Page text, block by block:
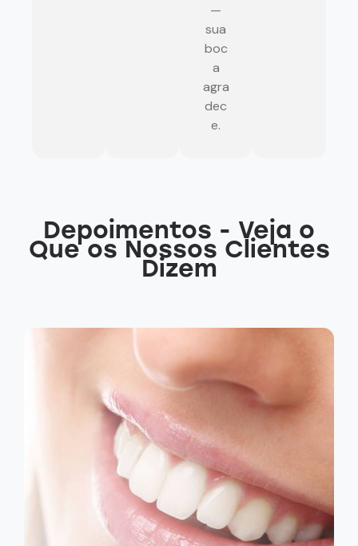
—
sua
boc
a
agra
dec
e.
Depoimentos - Veja o
Que os Nossos Clientes
Dizem